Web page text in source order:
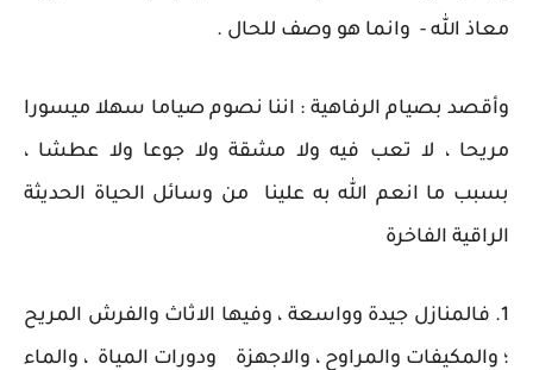
معاذ الله - وانما هو وصف للحال .
وأقصد بصيام الرفاهية : اننا نصوم صياما سهلا ميسورا
مريحا ، لا تعب فيه ولا مشقة ولا جوعا ولا عطشا ،
بسبب ما انعم الله به علينا من وسائل الحياة الحديثة
الراقية الفاخرة
1. فالمنازل جيدة وواسعة ، وفيها الاثاث والفرش المريح
؛ والمكيفات والمراوح ، والاجهزة ودورات المياة ، والماء